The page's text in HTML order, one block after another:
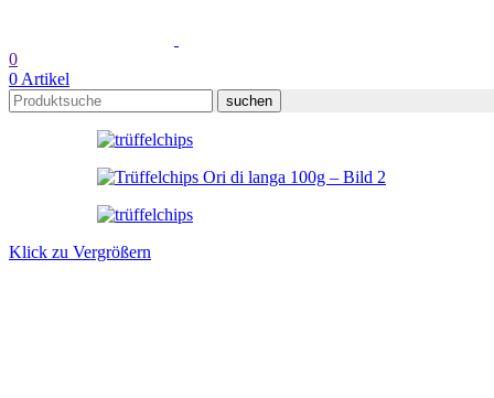
0
0 Artikel
suchen
Klick zu Vergrößern